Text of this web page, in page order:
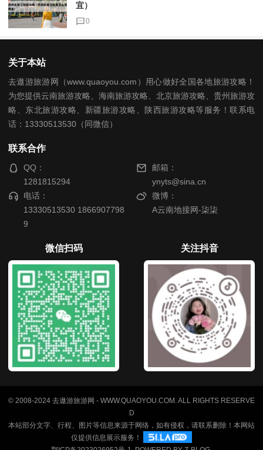
宜）
0
关于本站
去遨游旅游网（www.quaoyou.com）用心做好全国各地旅游攻略！
为您提供云南旅游攻略、海南旅游攻略、北京旅游攻略、贵州旅游攻
略、东北旅游攻略、新疆旅游攻略、陕西旅游攻略等服务！联系电
话：13330513530（同微信）
联系合作
QQ：
1281815294
邮箱：
ynyts@sina.cn
电话：
13330513530 1866907798
9
微博：
A云南地接网-柒柒
微信扫码 关注抖音
© 2008-2024 去遨游旅游网 - WWW.QUAOYOU.COM. ALL RIGHTS RESERVE
D
本站部分文字、行程、图片等信息来源于网络，如有侵权，请联系删除！本网站
仅提供信息展示服务！